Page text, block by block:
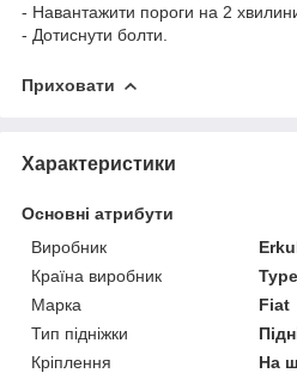
- Навантажити пороги на 2
- Дотиснути болти.
Приховати
Характеристики
Основні атрибути
Виробник
Країна виробник
Марка
Fiat
Тип підніжки
Кріплення
На